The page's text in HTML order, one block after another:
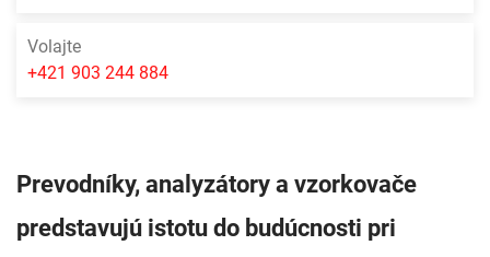
Volajte
+421 903 244 884
Prevodníky, analyzátory a vzorkovače
predstavujú istotu do budúcnosti pri